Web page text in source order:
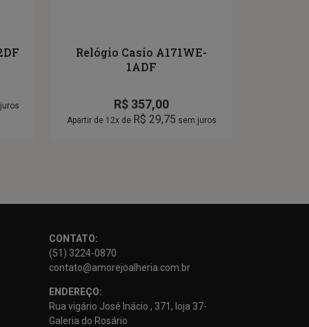
Relógio Casio A171WE-
1ADF
R$ 357,00
Apartir de 12x de R$ 29,75 sem juros
CONTATO:
(51) 3224-0870
contato@amorejoalheria.com.br
ENDEREÇO:
Rua vigário José Inácio , 371, loja 37-
Galeria do Rosário